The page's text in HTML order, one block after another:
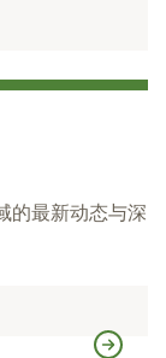
的最新动态与深